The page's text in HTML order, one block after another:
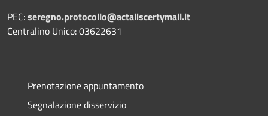
PEC:seregno.protocollo@actaliscertymail.it
Centralino Unico: 03622631
Prenotazione appuntamento
Segnalazione disservizio